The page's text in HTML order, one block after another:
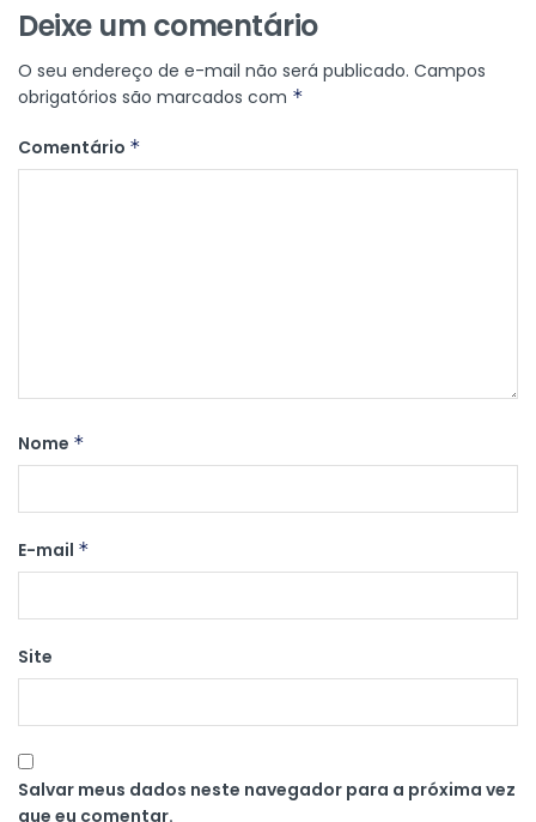
Deixe um comentário
O seu endereço de e-mail não será publicado. Campos
obrigatórios são marcados com *
Comentário *
Nome *
E-mail *
Site
Salvar meus dados neste navegador para a próxima vez
que eu comentar.